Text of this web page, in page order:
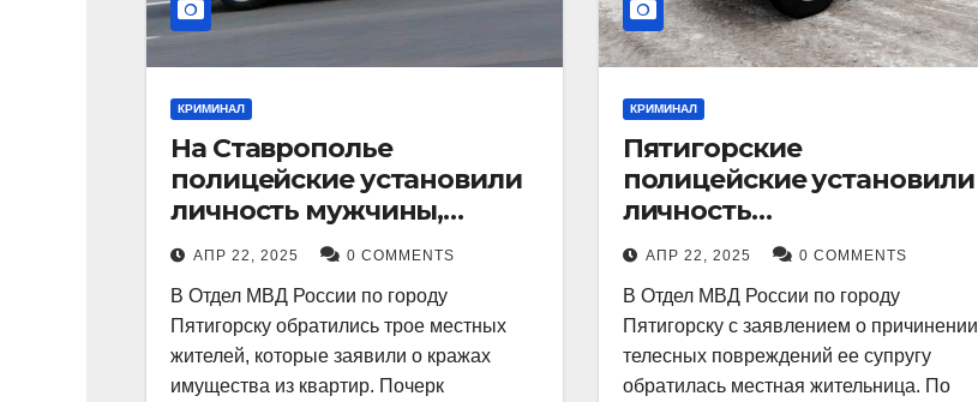
КРИМИНАЛ
На Ставрополье
полицейские установили
личность мужчины,
причастного к кражам
имущества из квартир в
Пятигорске
АПР 22, 2025 0 COMMENTS
В Отдел МВД России по городу
Пятигорску обратились трое местных
жителей, которые заявили о кражах
имущества из квартир. Почерк
КРИМИНАЛ
Пятигорские
полицейские установили
личность
злоумышленника,
причинившего телесные
повреждения местному
жителю
АПР 22, 2025 0 COMMENTS
В Отдел МВД России по городу
Пятигорску с заявлением о причинении
телесных повреждений ее супругу
обратилась местная жительница. По